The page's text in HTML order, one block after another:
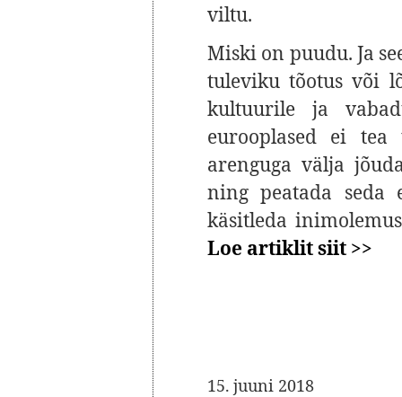
viltu.
Miski on puudu. Ja
tuleviku tõotus või
kultuurile ja
eurooplased ei
arenguga välja
ning peatada seda
käsitleda
Loe artiklit siit >>
15. juuni 2018